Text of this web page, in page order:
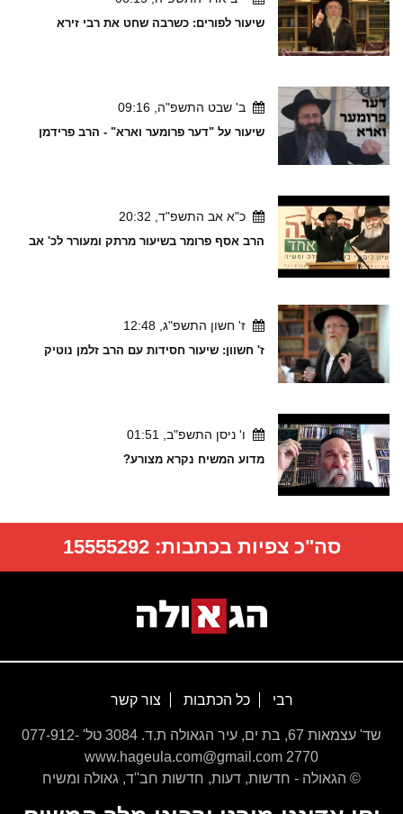
שיעור לפורים: כשרבה שחט את רבי זירא
ב' שבט התשפ"ה, 09:16
שיעור על "דער פרומער וארא" - הרב פרידמן
כ"א אב התשפ"ד, 20:32
הרב אסף פרומר בשיעור מרתק ומעורר לכ' אב
ז' חשון התשפ"ג, 12:48
ז' חשוון: שיעור חסידות עם הרב זלמן נוטיק
ו' ניסן התשפ"ב, 01:51
מדוע המשיח נקרא מצורע?
סה"כ צפיות בכתבות:15555292
רבי כל הכתבות צור קשר
שד' עצמאות 67, בת ים, עיר הגאולה ת.ד. 3084 טל' 077-912-
2770 www.hageula.com@gmail.com
© הגאולה - חדשות, דעות, חדשות חב''ד, גאולה ומשיח